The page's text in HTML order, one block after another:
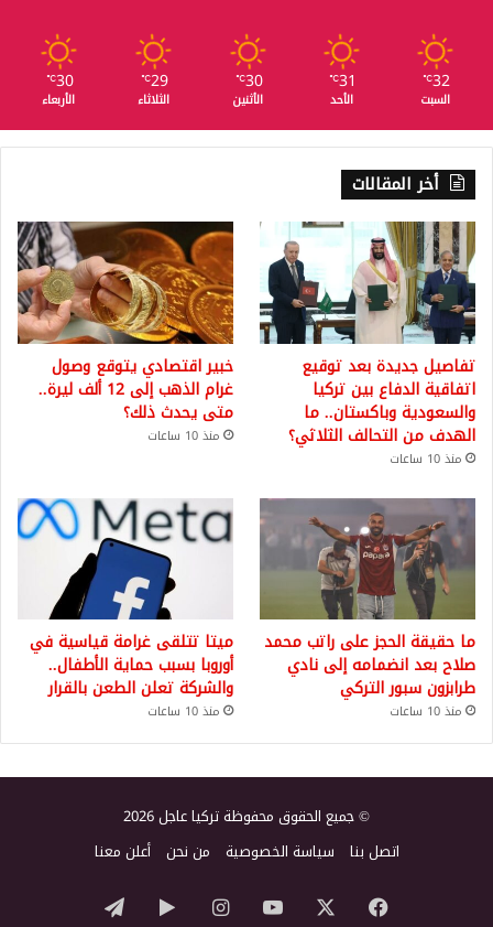
32
℃
السبت
31
℃
الأحد
30
℃
الأثنين
29
℃
الثلاثاء
30
℃
الأربعاء
أخر المقالات
تفاصيل جديدة بعد توقيع
اتفاقية الدفاع بين تركيا
والسعودية وباكستان.. ما
الهدف من التحالف الثلاثي؟
منذ 10 ساعات
خبير اقتصادي يتوقع وصول
غرام الذهب إلى 12 ألف ليرة..
متى يحدث ذلك؟
منذ 10 ساعات
ما حقيقة الحجز على راتب محمد
صلاح بعد انضمامه إلى نادي
طرابزون سبور التركي
منذ 10 ساعات
ميتا تتلقى غرامة قياسية في
أوروبا بسبب حماية الأطفال..
والشركة تعلن الطعن بالقرار
منذ 10 ساعات
© جميع الحقوق محفوظة تركيا عاجل 2026
اتصل بنا سياسة الخصوصية من نحن أعلن معنا
فيسبوك ‫YouTubeانستقرام‏Googleتيلقرام